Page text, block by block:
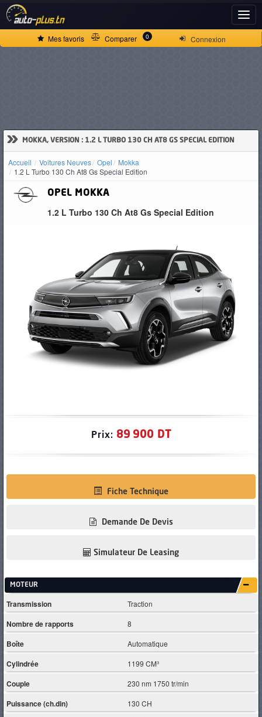
Connexion
Mes favoris Comparer 0
» MOKKA, VERSION : 1.2 L TURBO 130 CH AT8 GS SPECIAL EDITION
Accueil Voitures Neuves Opel
Mokka
1.2 L Turbo 130 Ch At8 Gs Special Edition
OPEL MOKKA
1.2 L Turbo 130 Ch At8 Gs Special Edition
Prix: 89 900 DT
Fiche Technique
Demande De Devis
Simulateur De Leasing
MOTEUR
Transmission Traction
Nombre de rapports 8
Boîte Automatique
Cylindrée 1199 CM³
Couple 230 nm 1750 tr/min
Puissance (ch.din) 130 CH
ACCUEIL
VOITURES
D'OCCASION